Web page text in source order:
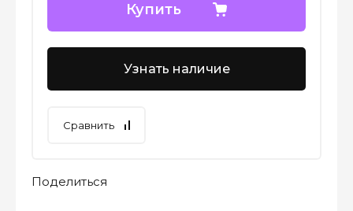
Купить
Узнать наличие
Сравнить
Поделиться